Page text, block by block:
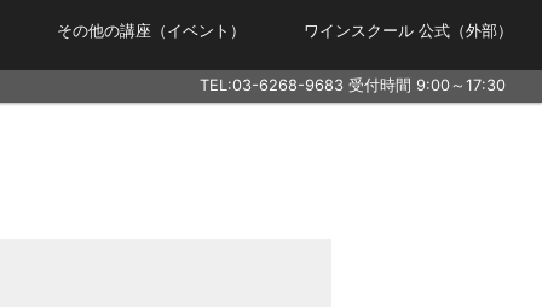
その他の講座（イベント） ワインスクール 公式（外部）
TEL:03-6268-9683 受付時間 9:00～17:30